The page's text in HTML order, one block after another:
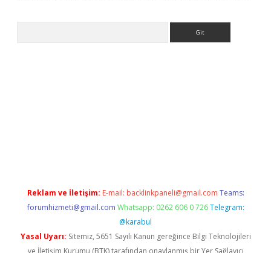
Reklam ve İletişim: E-mail: backlinkpaneli@gmail.com Teams:
forumhizmeti@gmail.com Whatsapp: 0262 606 0 726 Telegram:
@karabul
Yasal Uyarı: Sitemiz, 5651 Sayılı Kanun gereğince Bilgi Teknolojileri
ve İletişim Kurumu (BTK) tarafından onaylanmış bir Yer Sağlayıcı